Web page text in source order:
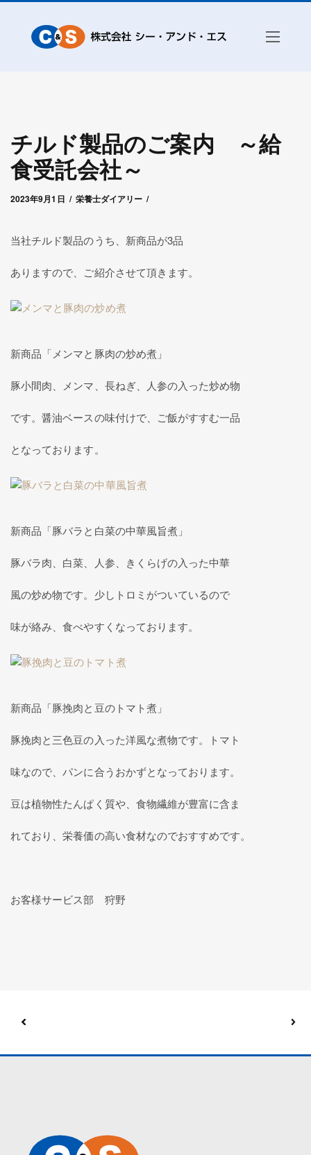
チルド製品のご案内 ～給
食受託会社～
2023年9月1日
2024年1月30日 栄養士ダイアリー
byシー・アンド・エス赤城
当社チルド製品のうち、新商品が3品
ありますので、ご紹介させて頂きます。
新商品「メンマと豚肉の炒め煮」
豚小間肉、メンマ、長ねぎ、人参の入った炒め物
です。醤油ベースの味付けで、ご飯がすすむ一品
となっております。
新商品「豚バラと白菜の中華風旨煮」
豚バラ肉、白菜、人参、きくらげの入った中華
風の炒め物です。少しトロミがついているので
味が絡み、食べやすくなっております。
新商品「豚挽肉と豆のトマト煮」
豚挽肉と三色豆の入った洋風な煮物です。トマト
味なので、パンに合うおかずとなっております。
豆は植物性たんぱく質や、食物繊維が豊富に含ま
れており、栄養価の高い食材なのでおすすめです。
お客様サービス部 狩野